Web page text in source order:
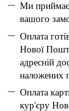
Ми
вашого
Оплата
Нової
адресній
наложених
Оплата
кур'єру